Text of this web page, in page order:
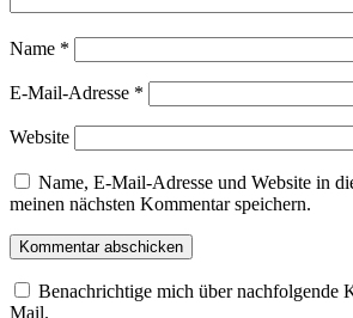
Name *
E-Mail-Adresse *
Website
Name, E-Mail-Adresse und Website in
meinen nächsten Kommentar speichern.
Benachrichtige mich über nachfolgende
Mail.